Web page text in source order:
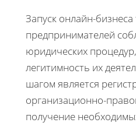
Запуск онлайн-бизнеса
предпринимателей
юридических
легитимность их
шагом является
организационно-
получение